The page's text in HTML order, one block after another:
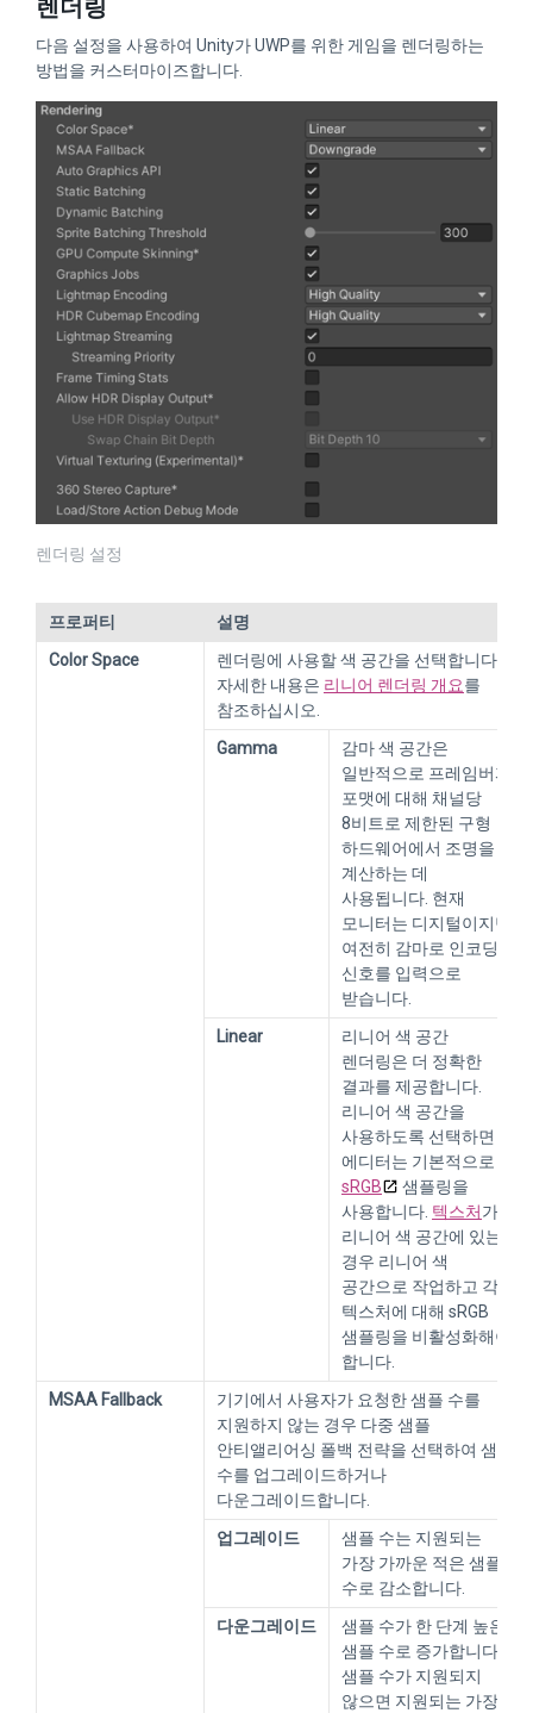
렌더링
다음 설정을 사용하여 Unity가 UWP를 위한 게임을 렌더링하는
방법을 커스터마이즈합니다.
렌더링 설정
프로퍼티
설명
Color Space
렌더링에 사용할 색 공간을 선택합니다.
자세한 내용은 리니어 렌더링 개요를
참조하십시오.
Gamma
감마 색 공간은
일반적으로 프레임버퍼
포맷에 대해 채널당
8비트로 제한된 구형
하드웨어에서 조명을
계산하는 데
사용됩니다. 현재
모니터는 디지털이지만
여전히 감마로 인코딩된
신호를 입력으로
받습니다.
Linear
리니어 색 공간
렌더링은 더 정확한
결과를 제공합니다.
리니어 색 공간을
사용하도록 선택하면
에디터는 기본적으로
sRGB
샘플링을
사용합니다. 텍스처가
리니어 색 공간에 있는
경우 리니어 색
공간으로 작업하고 각
텍스처에 대해 sRGB
샘플링을 비활성화해야
합니다.
MSAA Fallback
기기에서 사용자가 요청한 샘플 수를
지원하지 않는 경우 다중 샘플
안티앨리어싱 폴백 전략을 선택하여 샘플
수를 업그레이드하거나
다운그레이드합니다.
업그레이드
샘플 수는 지원되는
가장 가까운 적은 샘플
수로 감소합니다.
다운그레이드
샘플 수가 한 단계 높은
샘플 수로 증가합니다.
샘플 수가 지원되지
않으면 지원되는 가장